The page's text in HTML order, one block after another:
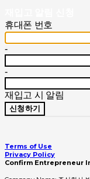
휴대폰 번호
-
-
재입고 시 알림
신청하기
Terms of Use
Privacy Policy
Confirm Entrepreneur